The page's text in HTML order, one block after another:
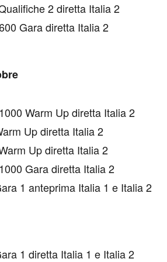
2 diretta Italia 2
Gara diretta Italia 2
Warm Up diretta Italia 2
Up diretta Italia 2
Up diretta Italia 2
Gara diretta Italia 2
1 anteprima Italia 1 e Italia 2
1 diretta Italia 1 e Italia 2